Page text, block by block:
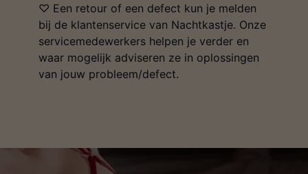
♡ Een retour of een defect kun je melden
bij de klantenservice van Nachtkastje. Onze
servicemedewerkers helpen je verder en
waar mogelijk adviseren ze in oplossingen
van jouw probleem/defect.